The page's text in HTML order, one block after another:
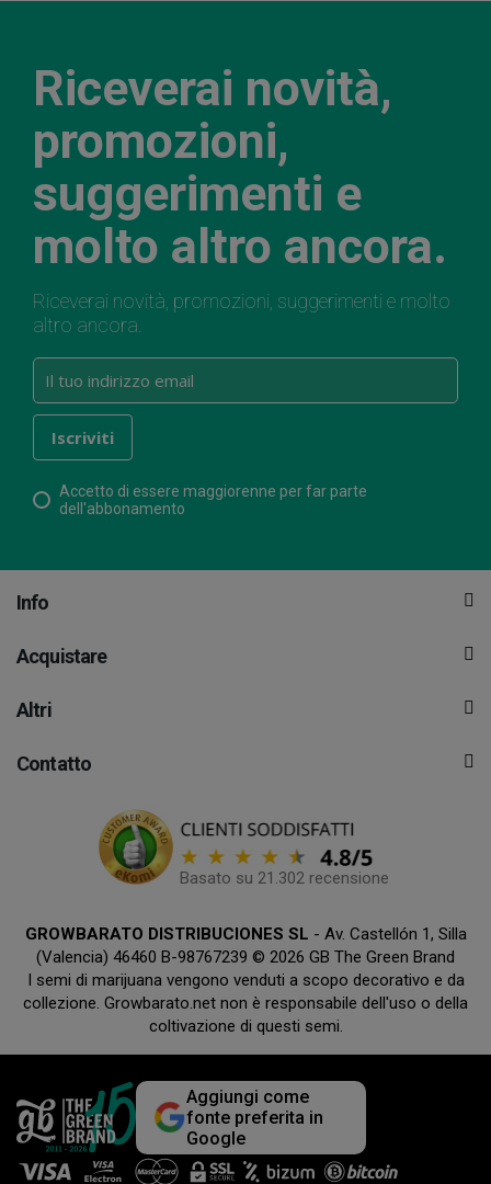
Riceverai novità,
promozioni,
suggerimenti e
molto altro ancora.
Riceverai novità, promozioni, suggerimenti e molto
altro ancora.
Accetto di essere maggiorenne per far parte
dell'abbonamento
Info
Acquistare
Altri
Contatto
Basato su 21.302 recensione
GROWBARATO DISTRIBUCIONES SL - Av. Castellón 1, Silla
(Valencia) 46460 B-98767239 © 2026 GB The Green Brand
I semi di marijuana vengono venduti a scopo decorativo e da
collezione. Growbarato.net non è responsabile dell'uso o della
coltivazione di questi semi.
Aggiungi come
fonte preferita in
Google